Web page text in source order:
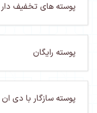
پوسته های تخفیف دار
پوسته رایگان
پوسته سازگار با دی ان ان